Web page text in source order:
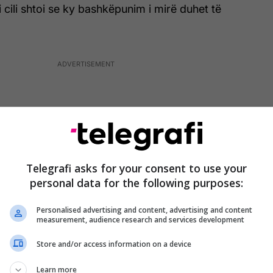
cili shtoi se ky bashkëpunim i mirë duhet të
e Kosovës kanë shtuar kapacitetet e veta dhe
Telegrafi asks for your consent to use your
personal data for the following purposes:
Personalised advertising and content, advertising and content
measurement, audience research and services development
Store and/or access information on a device
Learn more